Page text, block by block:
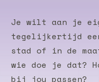
Je wilt aan je
tegelijkertijd
stad of in de
wie doe je dat?
bij jou passen?